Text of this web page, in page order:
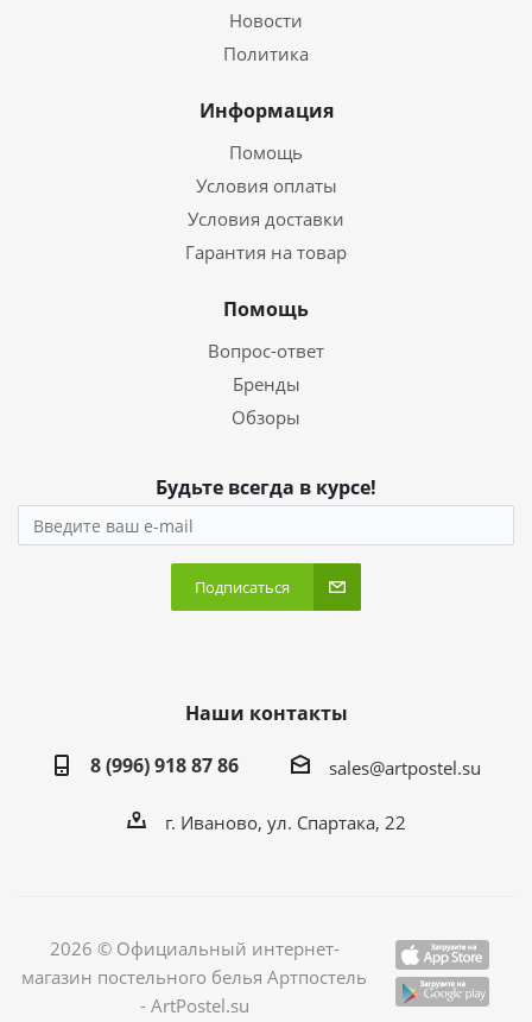
Новости
Политика
Информация
Помощь
Условия оплаты
Условия доставки
Гарантия на товар
Помощь
Вопрос-ответ
Бренды
Обзоры
Будьте всегда в курсе!
Подписаться
Наши контакты
8 (996) 918 87 86
sales@artpostel.su
г. Иваново, ул. Спартака, 22
2026 © Официальный интернет-
магазин постельного белья Артпостель
- ArtPostel.su